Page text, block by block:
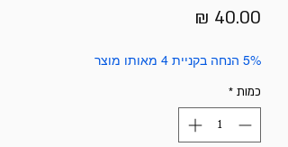
5% הנחה בקניית 4 מאותו מוצר
כמות *